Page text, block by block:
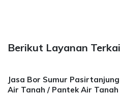
Berikut Layanan
Jasa Bor Sumur
Air Tanah / Pantek Air Tanah